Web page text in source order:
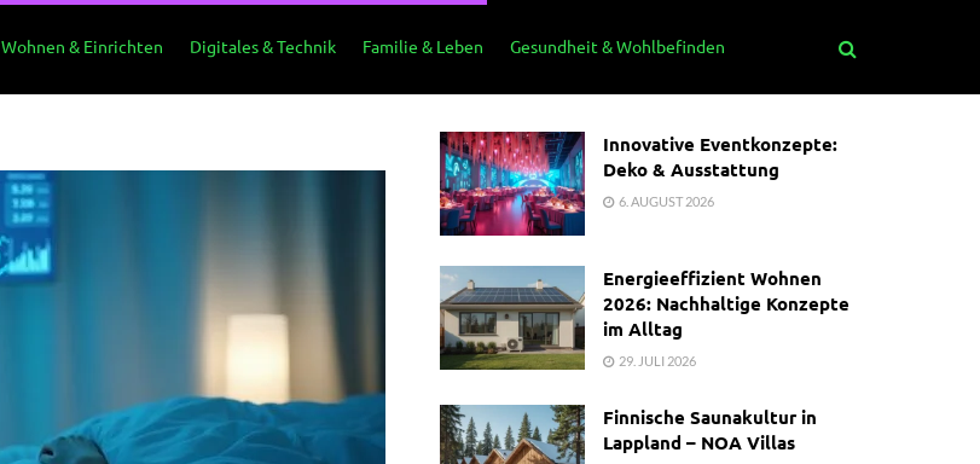
Wohnen & Einrichten Digitales & Technik Familie & Leben Gesundheit & Wohlbefinden
Innovative Eventkonzepte:
Deko & Ausstattung
6. AUGUST 2026
Energieeffizient Wohnen
2026: Nachhaltige Konzepte
im Alltag
29. JULI 2026
Finnische Saunakultur in
Lappland – NOA Villas